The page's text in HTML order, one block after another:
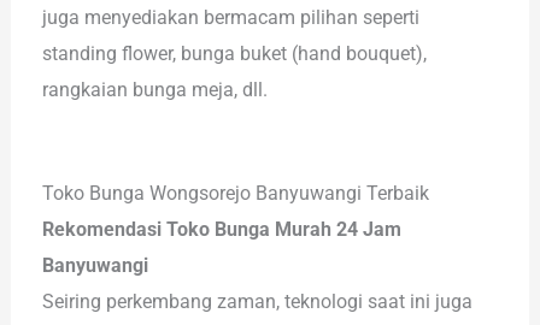
juga menyediakan bermacam pilihan seperti
standing flower, bunga buket (hand bouquet),
rangkaian bunga meja, dll.
Toko Bunga Wongsorejo Banyuwangi Terbaik
Rekomendasi Toko Bunga Murah 24 Jam
Banyuwangi
Seiring perkembang zaman, teknologi saat ini juga